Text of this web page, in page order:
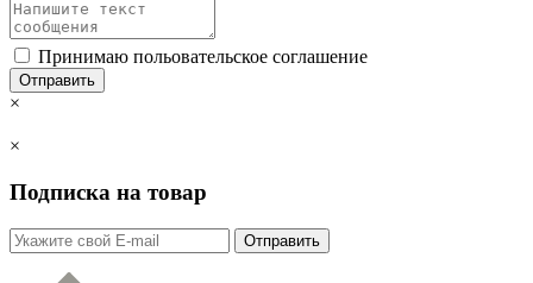
Принимаю польовательское соглашение
Отправить
×
×
Подписка на товар
Отправить